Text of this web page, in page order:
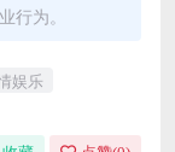
行为。
娱乐